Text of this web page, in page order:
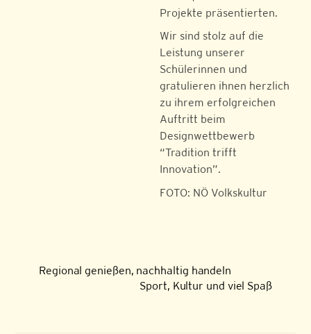
Projekte präsentierten.
Wir sind stolz auf die
Leistung unserer
Schülerinnen und
gratulieren ihnen herzlich
zu ihrem erfolgreichen
Auftritt beim
Designwettbewerb
“Tradition trifft
Innovation”.
FOTO: NÖ Volkskultur
Regional genießen, nachhaltig handeln
Sport, Kultur und viel Spaß